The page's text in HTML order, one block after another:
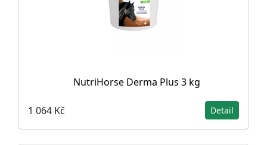
NutriHorse Derma Plus 3 kg
1 064 Kč Detail